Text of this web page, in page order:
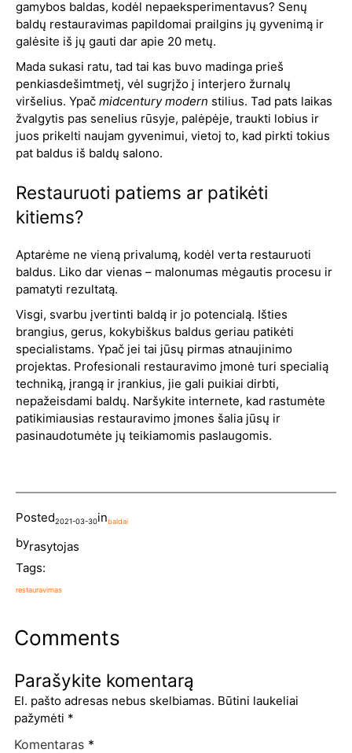
gamybos baldas, kodėl nepaeksperimentavus? Senų
baldų restauravimas papildomai prailgins jų gyvenimą ir
galėsite iš jų gauti dar apie 20 metų.
Mada sukasi ratu, tad tai kas buvo madinga prieš
penkiasdešimtmetį, vėl sugrįžo į interjero žurnalų
viršelius. Ypač midcentury modern stilius. Tad pats laikas
žvalgytis pas senelius rūsyje, palėpėje, traukti lobius ir
juos prikelti naujam gyvenimui, vietoj to, kad pirkti tokius
pat baldus iš baldų salono.
Restauruoti patiems ar patikėti
kitiems?
Aptarėme ne vieną privalumą, kodėl verta restauruoti
baldus. Liko dar vienas – malonumas mėgautis procesu ir
pamatyti rezultatą.
Visgi, svarbu įvertinti baldą ir jo potencialą. Išties
brangius, gerus, kokybiškus baldus geriau patikėti
specialistams. Ypač jei tai jūsų pirmas atnaujinimo
projektas. Profesionali restauravimo įmonė turi specialią
techniką, įrangą ir įrankius, jie gali puikiai dirbti,
nepažeisdami baldų. Naršykite internete, kad rastumėte
patikimiausias restauravimo įmones šalia jūsų ir
pasinaudotumėte jų teikiamomis paslaugomis.
Posted2021-03-30inbaldai
byrasytojas
Tags:
restauravimas
Comments
Parašykite komentarą
El. pašto adresas nebus skelbiamas. Būtini laukeliai
pažymėti *
Komentaras *